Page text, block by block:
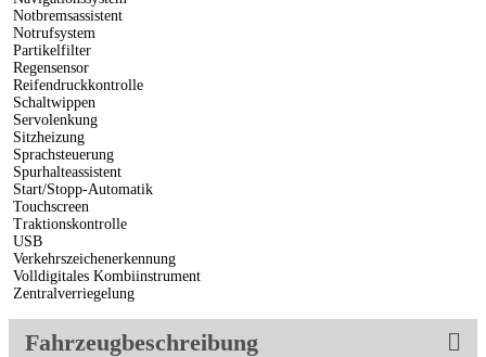
Notbremsassistent
Notrufsystem
Partikelfilter
Regensensor
Reifendruckkontrolle
Schaltwippen
Servolenkung
Sitzheizung
Sprachsteuerung
Spurhalteassistent
Start/Stopp-Automatik
Touchscreen
Traktionskontrolle
USB
Verkehrszeichenerkennung
Volldigitales Kombiinstrument
Zentralverriegelung
Fahrzeugbeschreibung